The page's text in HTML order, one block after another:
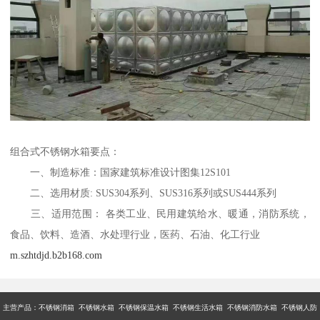
组合式不锈钢水箱要点：
一、制造标准：国家建筑标准设计图集12S101
二、选用材质: SUS304系列、SUS316系列或SUS444系列
三、适用范围： 各类工业、民用建筑给水、暖通，消防系统，
食品、饮料、造酒、水处理行业，医药、石油、化工行业
m.szhtdjd.b2b168.com
主营产品：不锈钢消箱 不锈钢水箱 不锈钢保温水箱 不锈钢生活水箱 不锈钢消防水箱 不锈钢人防